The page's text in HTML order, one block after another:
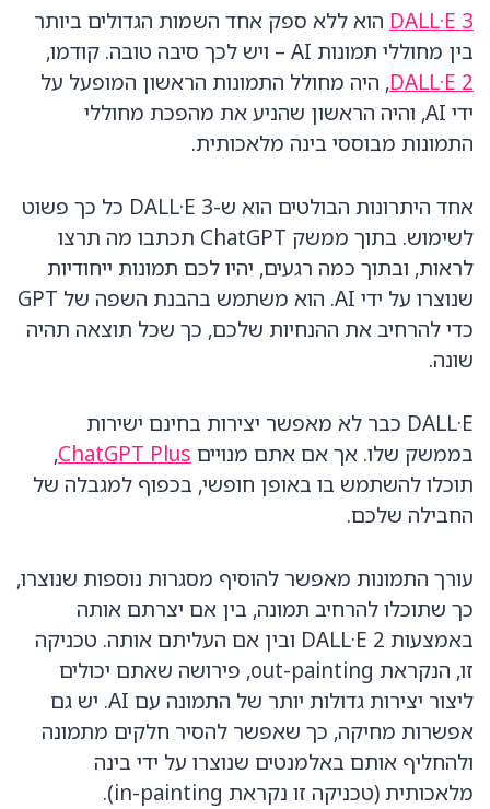
DALL·E 3 הוא ללא ספק אחד השמות הגדולים ביותר
בין מחוללי תמונות AI – ויש לכך סיבה טובה. קודמו,
DALL·E 2, היה מחולל התמונות הראשון המופעל על
ידי AI, והיה הראשון שהניע את מהפכת מחוללי
התמונות מבוססי בינה מלאכותית.
אחד היתרונות הבולטים הוא ש-DALL·E 3 כל כך פשוט
לשימוש. בתוך ממשק ChatGPT תכתבו מה תרצו
לראות, ובתוך כמה רגעים, יהיו לכם תמונות ייחודיות
שנוצרו על ידי AI. הוא משתמש בהבנת השפה של GPT
כדי להרחיב את ההנחיות שלכם, כך שכל תוצאה תהיה
שונה.
DALL·E כבר לא מאפשר יצירות בחינם ישירות
בממשק שלו. אך אם אתם מנויים ChatGPT Plus
,
תוכלו להשתמש בו באופן חופשי, בכפוף למגבלה של
החבילה שלכם.
עורך התמונות מאפשר להוסיף מסגרות נוספות שנוצרו,
כך שתוכלו להרחיב תמונה, בין אם יצרתם אותה
באמצעות DALL·E 2 ובין אם העליתם אותה. טכניקה
זו, הנקראת out-painting, פירושה שאתם יכולים
ליצור יצירות גדולות יותר של התמונה עם AI. יש גם
אפשרות מחיקה, כך שאפשר להסיר חלקים מתמונה
ולהחליף אותם באלמנטים שנוצרו על ידי בינה
מלאכותית (טכניקה זו נקראת in-painting).